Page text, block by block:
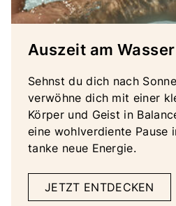
Auszeit am Wasser
Sehnst du dich nach
verwöhne dich mit einer
Körper und Geist in
eine wohlverdiente Pause
tanke neue Energie.
JETZT ENTDECKEN